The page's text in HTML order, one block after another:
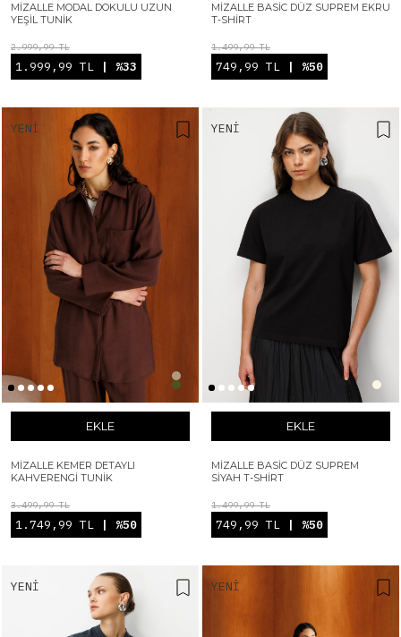
MIZALLE MODAL DOKULU UZUN
YEŞIL TUNIK
2.999,99 TL
1.999,99 TL | %33
MIZALLE BASIC DÜZ SUPREM EKRU
T-SHIRT
1.499,99 TL
749,99 TL | %50
YENI
EKLE
MIZALLE KEMER DETAYLI
KAHVERENGI TUNIK
3.499,99 TL
1.749,99 TL | %50
YENI
EKLE
MIZALLE BASIC DÜZ SUPREM
SIYAH T-SHIRT
1.499,99 TL
749,99 TL | %50
YENI YENI